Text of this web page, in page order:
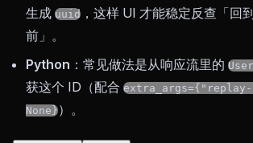
生成 uuid ，这样 UI 才能稳定反查「回
前」。
Python ：常见做法是从响应流里的
获这个 ID（配合 extra_args={"replay-
None}）。